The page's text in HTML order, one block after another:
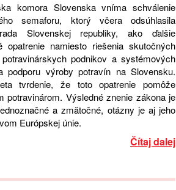
komora Slovenska vníma schválenie
semaforu, ktorý včera odsúhlasila
Slovenskej republiky, ako ďalšie
opatrenie namiesto riešenia skutočných
podnikov a systémových
podporu výroby potravín na Slovensku.
tvrdenie, že toto opatrenie pomôže
potravinárom. Výsledné znenie zákona je
a zmätočné, otázny je aj jeho
Európskej únie.
Čítaj dalej